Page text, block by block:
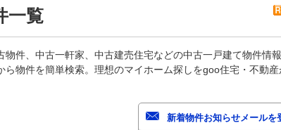
一覧
件、中古一軒家、中古建売住宅などの中古一戸建て物件情
物件を簡単検索。理想のマイホーム探しをgoo住宅・不動産